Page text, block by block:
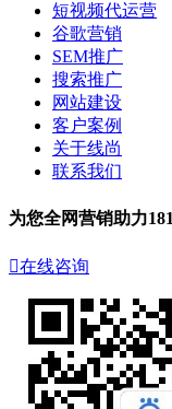
短视频代运营
谷歌营销
SEM推广
搜索推广
网站建设
客户案例
关于线尚
联系我们
为您全网营销助力
在线咨询